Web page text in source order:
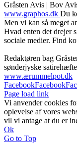
Gråsten Avis | Bov
www.graphos.dk Du
Men vi kan så meget
Hvad enten det drejer
sociale medier. Find
Redaktøren bag
sønderjyske
www.ærummelpot.dk
FacebookFacebook
Page load link
Vi anvender cookies
oplevelse af vores
vil vi antage at du er
Ok
Go to Top